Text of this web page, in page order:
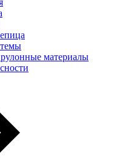
материалы